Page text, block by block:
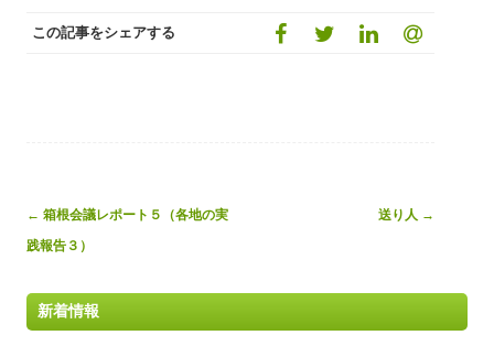
この記事をシェアする
Post
navigation
← 箱根会議レポート５（各地の実
践報告３）
送り人 →
新着情報